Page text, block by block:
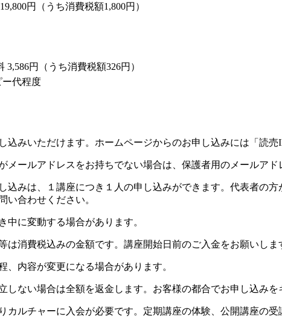
円（うち消費税額1,800円）
3,586円（うち消費税額326円）
ー代程度
込みいただけます。ホームページからのお申し込みには「読
ールアドレスをお持ちでない場合は、保護者用のメールアド
込みは、１講座につき１人の申し込みができます。代表者の
い合わせください。
に変動する場合があります。
消費税込みの金額です。講座開始日前のご入金をお願いしま
内容が変更になる場合があります。
ない場合は全額を返金します。お客様の都合でお申し込みを
ルチャーに入会が必要です。定期講座の体験、公開講座の受